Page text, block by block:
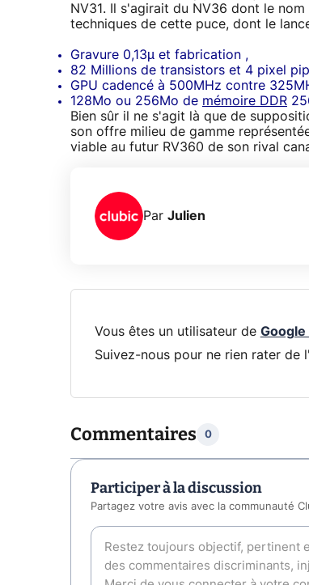
NV31. Il s'agirait du NV36 dont le
techniques de cette puce, dont le
Gravure 0,13µ et fabrication ,
82 Millions de transistors et 4 pixel
GPU cadencé à 500MHz contre
128Mo ou 256Mo de mémoire DDR
Bien sûr il ne s'agit là que de
son offre milieu de gamme
viable au futur RV360 de son rival
Par Julien
Vous êtes un utilisateur de
Suivez-nous pour ne rien rater de
Commentaires 0
Participer à la discussion
Partagez votre avis avec la communauté